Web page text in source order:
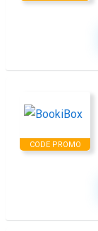
CODE PROMO